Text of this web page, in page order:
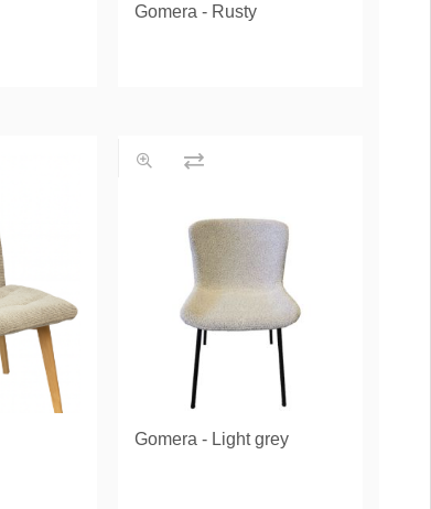
Gomera - Rusty
Gomera - Light grey